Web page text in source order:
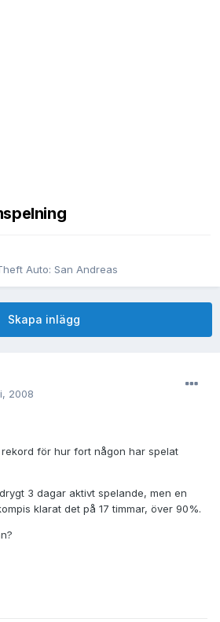
Auto: San Andreas
Skapa inlägg
2008
för hur fort någon har spelat
3 dagar aktivt spelande, men en
klarat det på 17 timmar, över 90%.